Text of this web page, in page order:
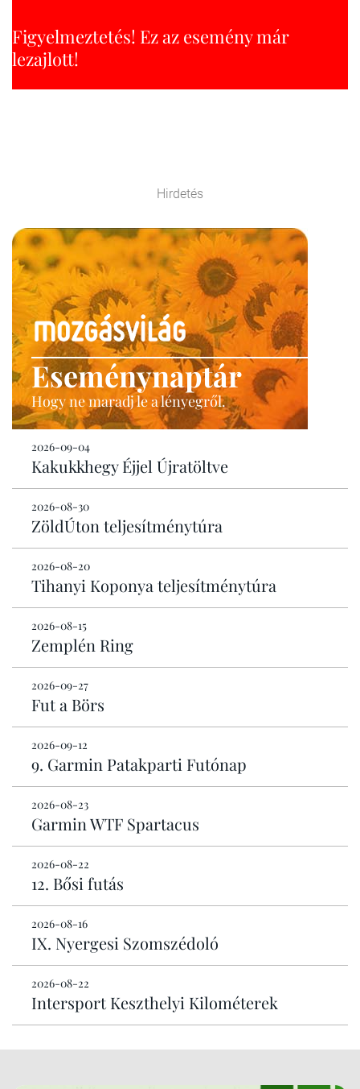
Figyelmeztetés! Ez az esemény már
lezajlott!
Hirdetés
Eseménynaptár
Hogy ne maradj le a lényegről.
2026-09-04
Kakukkhegy Éjjel Újratöltve
2026-08-30
ZöldÚton teljesítménytúra
2026-08-20
Tihanyi Koponya teljesítménytúra
2026-08-15
Zemplén Ring
2026-09-27
Fut a Börs
2026-09-12
9. Garmin Patakparti Futónap
2026-08-23
Garmin WTF Spartacus
2026-08-22
12. Bősi futás
2026-08-16
IX. Nyergesi Szomszédoló
2026-08-22
Intersport Keszthelyi Kilométerek